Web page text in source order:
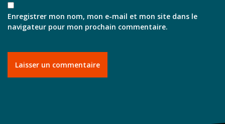
Enregistrer mon nom, mon e-mail et mon site dans le
navigateur pour mon prochain commentaire.